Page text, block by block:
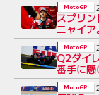
スプリ
ニャイ
MotoGP
Q2ダイ
番手に
MotoGP
MotoGP